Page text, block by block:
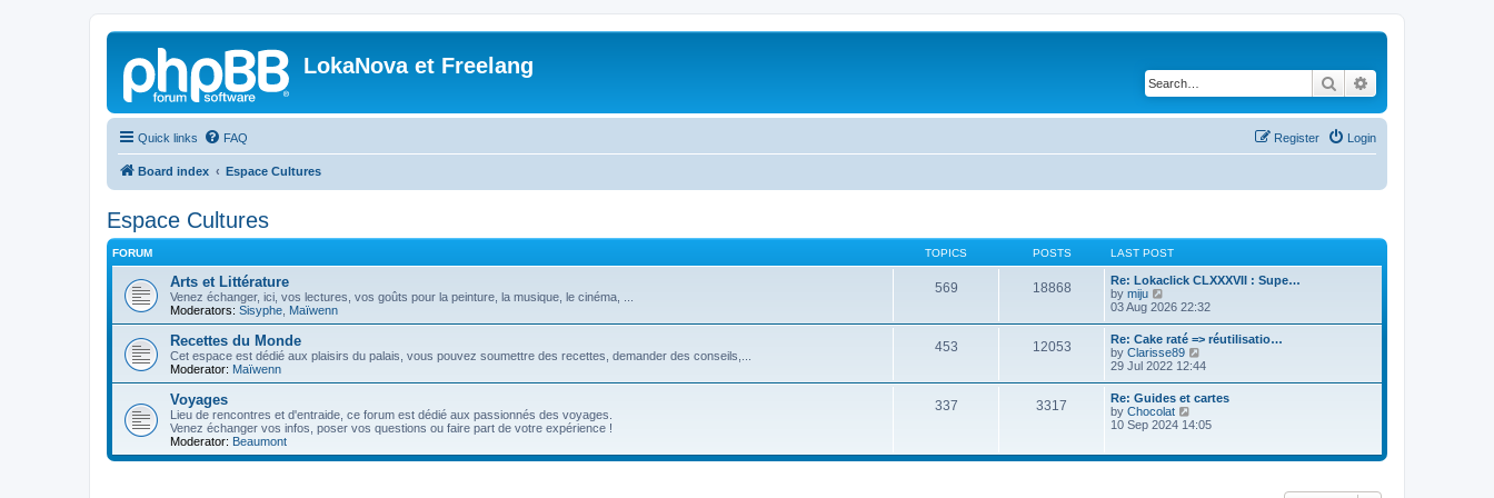
LokaNova et Freelang
Search
Quick links FAQ Login
Register
Board index Espace Cultures
Espace Cultures
FORUM TOPICS POSTS LAST POST
Arts et Littérature
Venez échanger, ici, vos lectures, vos goûts pour la peinture, la musique, le cinéma, ...
Moderators: Sisyphe Maïwenn
569 18868
Re: Lokaclick CLXXXVII : Supe…
by miju
i
t
h
e
l
a
t
e
t
p
03 Aug 2026 22:32
Recettes du Monde
Cet espace est dédié aux plaisirs du palais, vous pouvez soumettre des recettes, demander des conseils,...
Moderator: Maïwenn
453 12053
Re: Cake raté => réutilisatio…
by Clarisse89
i
t
h
e
a
29 Jul 2022 12:44
Voyages
Lieu de rencontres et d'entraide, ce forum est dédié aux passionnés des voyages.
Venez échanger vos infos, poser vos questions ou faire part de votre expérience !
Moderator: Beaumont
337 3317
Re: Guides et cartes
by Chocolat
i
t
10 Sep 2024 14:05